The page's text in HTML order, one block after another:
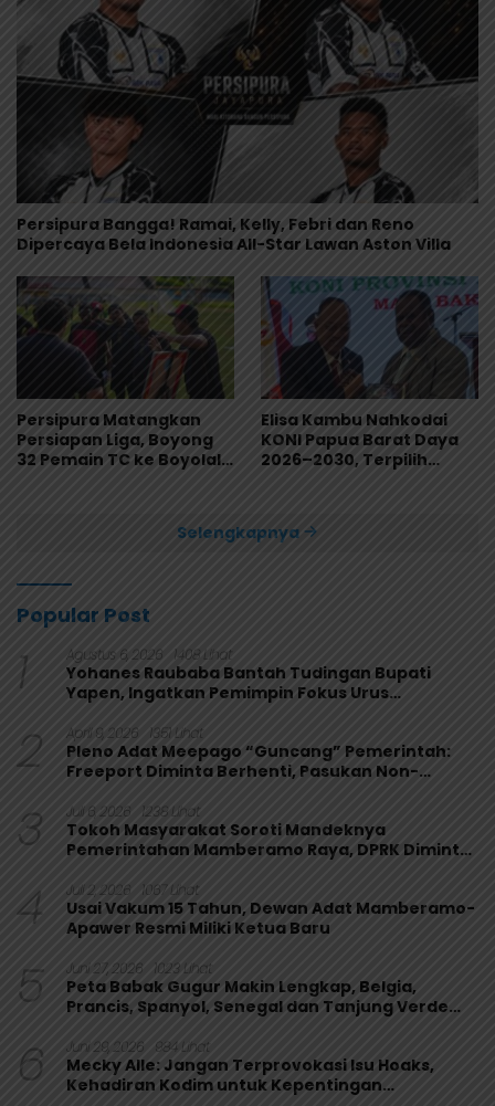
Persipura Bangga! Ramai, Kelly, Febri dan Reno
Dipercaya Bela Indonesia All-Star Lawan Aston Villa
Persipura Matangkan
Persiapan Liga, Boyong
32 Pemain TC ke Boyolali
Elisa Kambu Nahkodai
KONI Papua Barat Daya
2026–2030, Terpilih
Selengkapnya
Popular Post
1 Agustus 6, 2026 1408 Lihat
Yohanes Raubaba Bantah Tudingan Bupati
Yapen, Ingatkan Pemimpin Fokus Urus
2 April 9, 2026 1351 Lihat
Pleno Adat Meepago “Guncang” Pemerintah:
Freeport Diminta Berhenti, Pasukan Non-
3 Juli 6, 2026 1238 Lihat
Tokoh Masyarakat Soroti Mandeknya
Pemerintahan Mamberamo Raya, DPRK Diminta
4 Juli 2, 2026 1067 Lihat
Usai Vakum 15 Tahun, Dewan Adat Mamberamo-
Apawer Resmi Miliki Ketua Baru
5 Juni 27, 2026 1023 Lihat
Peta Babak Gugur Makin Lengkap, Belgia,
Prancis, Spanyol, Senegal dan Tanjung Verde
6 Juni 29, 2026 984 Lihat
Mecky Alle: Jangan Terprovokasi Isu Hoaks,
Kehadiran Kodim untuk Kepentingan